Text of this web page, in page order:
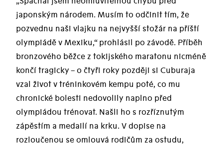
japonským národem. Musím to odčinit tím, že
pozvednu naši vlajku na nejvyšší stožár na příští
olympiádě v Mexiku,“ prohlásil po závodě. Příběh
bronzového běžce z tokijského maratonu nicméně
končí tragicky – o čtyři roky později si Cuburaja
vzal život v tréninkovém kempu poté, co mu
chronické bolesti nedovolily naplno před
olympiádou trénovat. Našli ho s rozříznutým
zápěstím a medailí na krku. V dopise na
rozloučenou se omlouvá rodičům za ostudu,